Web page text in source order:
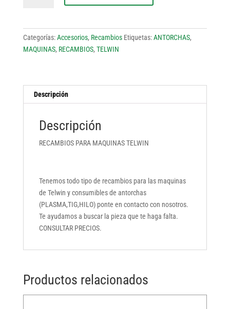
cantidad
Categorías:Accesorios, Recambios Etiquetas:ANTORCHAS,
MAQUINAS, RECAMBIOS, TELWIN
Descripción
Descripción
RECAMBIOS PARA MAQUINAS TELWIN
Tenemos todo tipo de recambios para las maquinas
de Telwin y consumibles de antorchas
(PLASMA,TIG,HILO) ponte en contacto con nosotros.
Te ayudamos a buscar la pieza que te haga falta.
CONSULTAR PRECIOS.
Productos relacionados